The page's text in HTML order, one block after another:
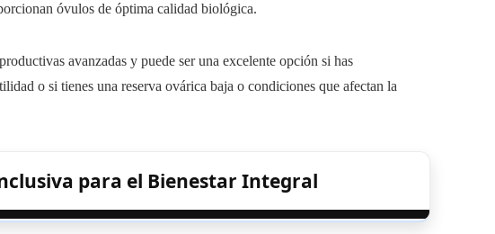
óvulos de óptima calidad biológica.
avanzadas y puede ser una excelente opción si has
o si tienes una reserva ovárica baja o condiciones que afectan la
para el Bienestar Integral